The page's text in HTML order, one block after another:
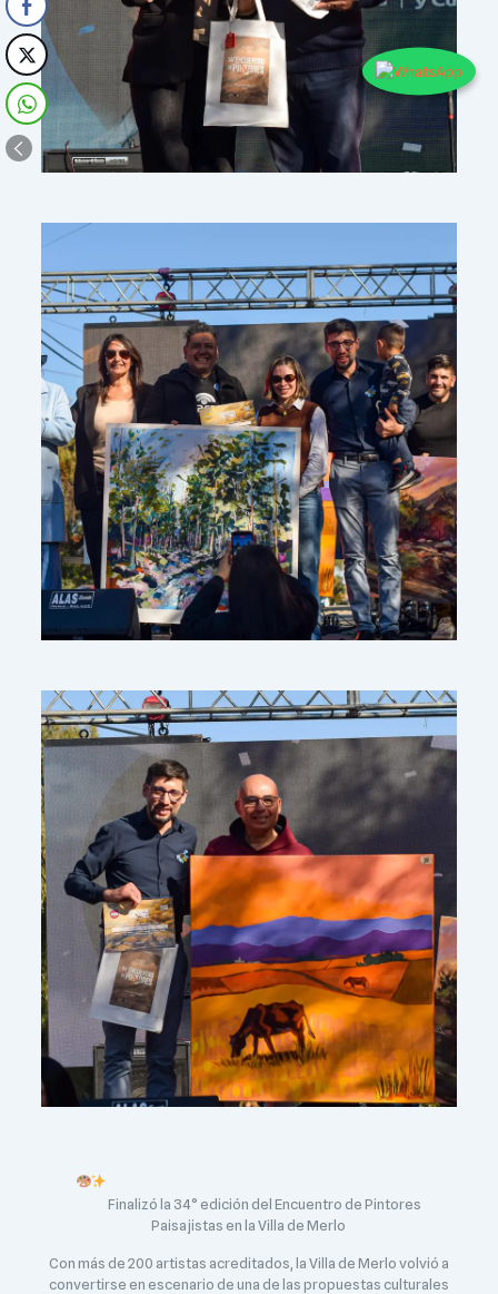
Finalizó la 34° edición del Encuentro de Pintores
Paisajistas en la Villa de Merlo
Con más de 200 artistas acreditados, la Villa de Merlo volvió a
convertirse en escenario de una de las propuestas culturales